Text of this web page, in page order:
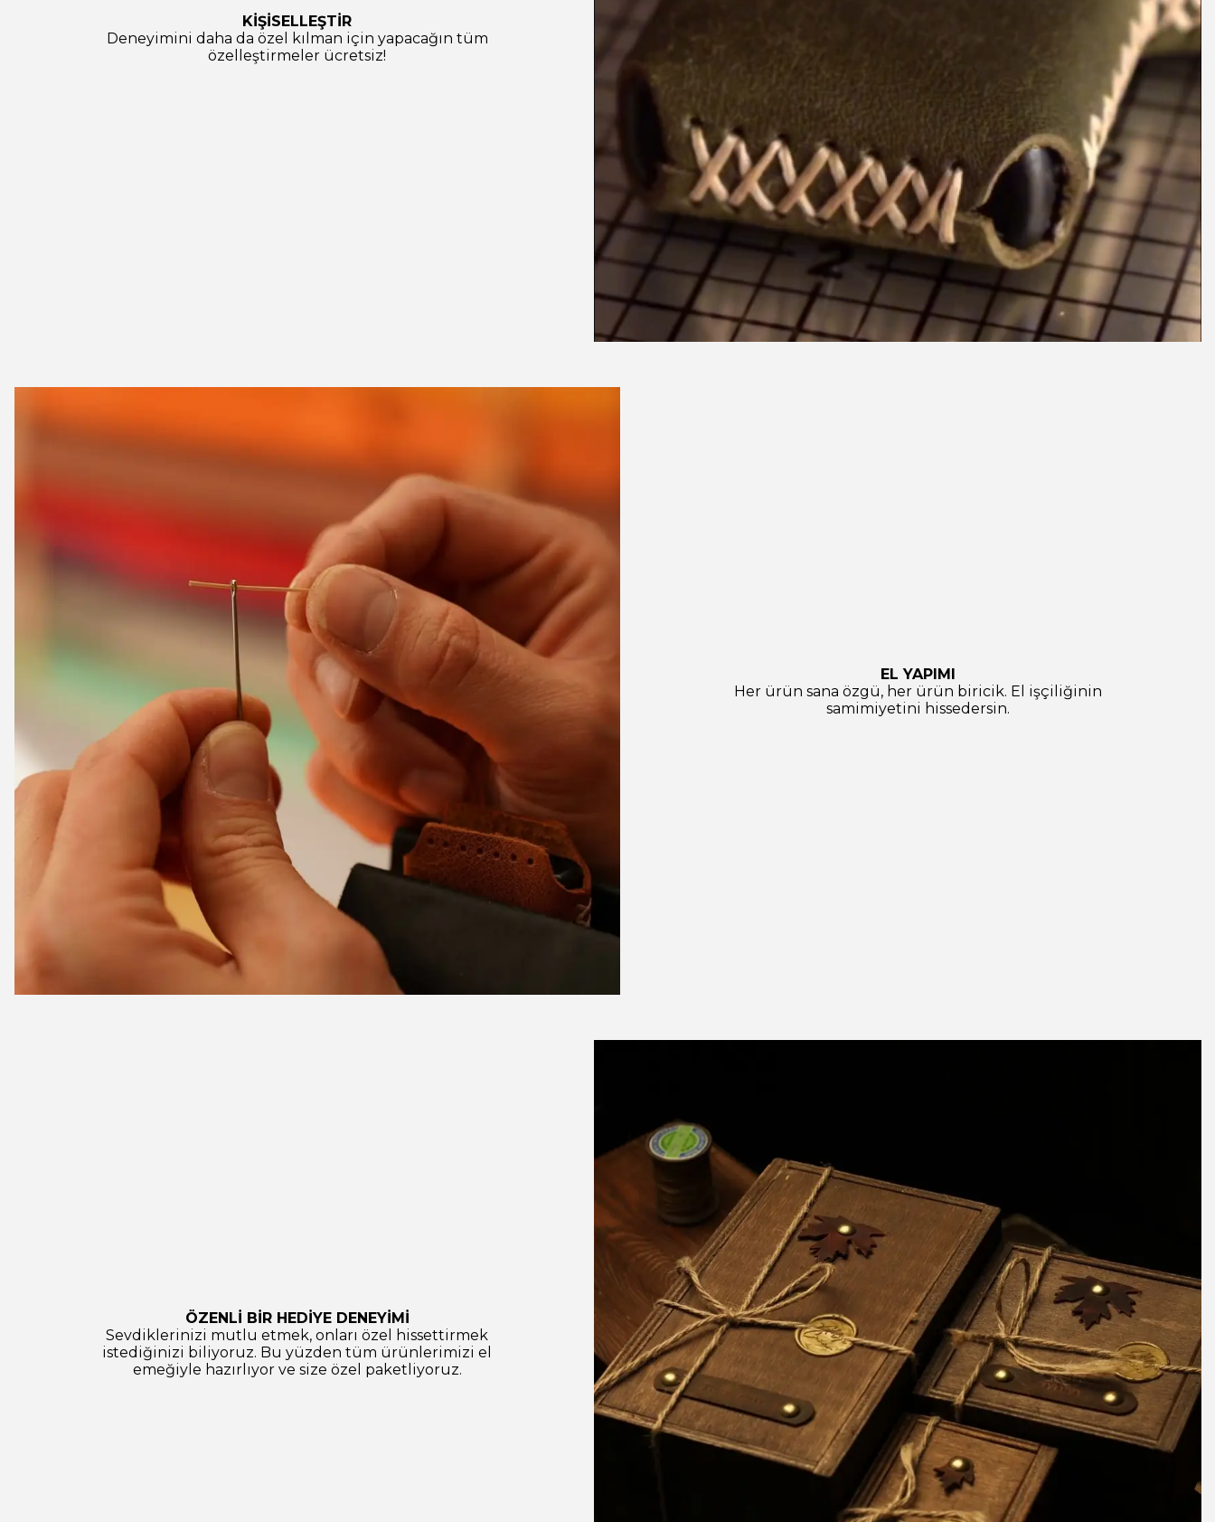
KİŞİSELLEŞTİR
Deneyimini daha da özel kılman için yapacağın tüm
özelleştirmeler ücretsiz!
EL YAPIMI
Her ürün sana özgü, her ürün biricik. El işçiliğinin
samimiyetini hissedersin.
ÖZENLİ BİR HEDİYE DENEYİMİ
Sevdiklerinizi mutlu etmek, onları özel hissettirmek
istediğinizi biliyoruz. Bu yüzden tüm ürünlerimizi el
emeğiyle hazırlıyor ve size özel paketliyoruz.